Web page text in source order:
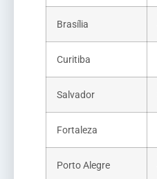
Brasília
Curitiba
Salvador
Fortaleza
Porto Alegre